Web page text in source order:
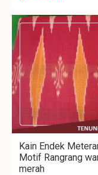
Kain Endek
Motif Rangrang
merah